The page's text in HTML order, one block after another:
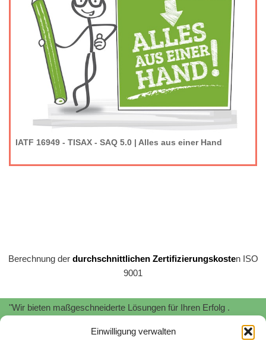
Einwilligung verwalten
IATF 16949 - TISAX - SAQ 5.0 | Alles aus einer Hand
Berechnung der durchschnittlichen Zertifizierungskosten ISO
9001
"Wir bieten maßgeschneiderte Lösungen für Ihren Erfolg .
"Wir unterstützen Sie bei der Implementierung und Zertifizierung